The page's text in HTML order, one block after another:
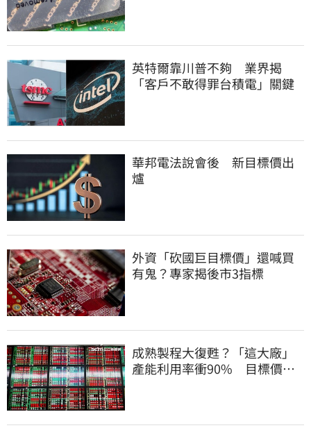
英特爾靠川普不夠 業界揭
「客戶不敢得罪台積電」關鍵
華邦電法說會後 新目標價出
爐
外資「砍國巨目標價」還喊買
有鬼？專家揭後市3指標
成熟製程大復甦？「這大廠」
產能利用率衝90% 目標價上